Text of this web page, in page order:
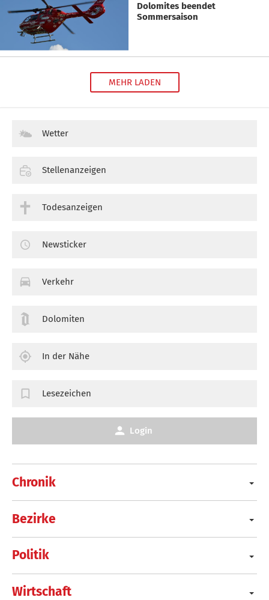
Dolomites beendet
Sommersaison
MEHR LADEN
Chronik
Bezirke
Politik
Wirtschaft
Wetter
Stellenanzeigen
Todesanzeigen
Newsticker
Verkehr
Dolomiten
In der Nähe
Lesezeichen
Login